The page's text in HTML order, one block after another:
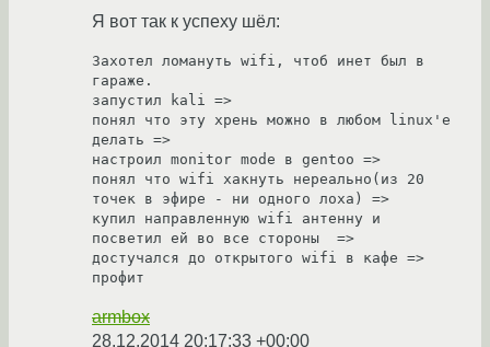
Я вот так к успеху шёл:
Захотел ломануть wifi, чтоб инет был в
гараже.
запустил kali =>
понял что эту хрень можно в любом linux'е
делать =>
настроил monitor mode в gentoo =>
понял что wifi хакнуть нереально(из 20
точек в эфире - ни одного лоха) =>
купил направленную wifi антеннy и
посветил ей во все стороны  =>
достучался до открытого wifi в кафе =>
armbox
28.12.2014 20:17:33 +00:00